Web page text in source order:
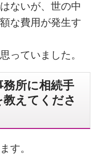
ないが、世の中
な費用が発生す
っていました。
所に相続手
えてくださ
す。